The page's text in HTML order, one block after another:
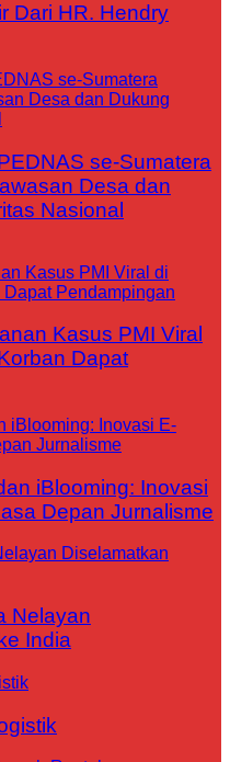
Dari HR. Hendry
se-Sumatera
Desa dan
Nasional
Kasus PMI Viral
Dapat
iBlooming: Inovasi
Depan Jurnalisme
Nelayan
India